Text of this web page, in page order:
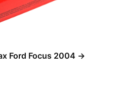
Ford Focus 2004 ->